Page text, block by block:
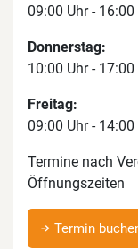
09:00 Uhr - 16:00
Donnerstag:
10:00 Uhr - 17:00
Freitag:
09:00 Uhr - 14:00
Termine nach
Öffnungszeiten
Termin